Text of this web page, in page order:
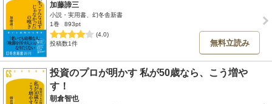
加藤諦三
小説・実用書、幻冬舎新書
1巻
893pt
(4.0)
投稿数1件
無料立読み
投資のプロが明かす 私が50歳なら、こう増や
す！
朝倉智也